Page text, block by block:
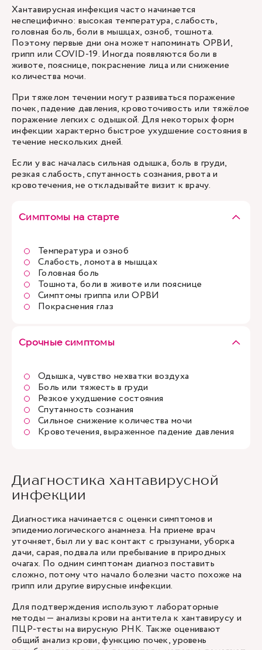
Хантавирусная инфекция часто начинается
неспецифично: высокая температура, слабость,
головная боль, боли в мышцах, озноб, тошнота.
Поэтому первые дни она может напоминать ОРВИ,
грипп или COVID-19. Иногда появляются боли в
животе, пояснице, покраснение лица или снижение
количества мочи.
При тяжелом течении могут развиваться поражение
почек, падение давления, кровоточивость или тяжёлое
поражение легких с одышкой. Для некоторых форм
инфекции характерно быстрое ухудшение состояния в
течение нескольких дней.
Если у вас началась сильная одышка, боль в груди,
резкая слабость, спутанность сознания, рвота и
кровотечения, не откладывайте визит к врачу.
Симптомы на старте
Температура и озноб
Слабость, ломота в мышцах
Головная боль
Тошнота, боли в животе или пояснице
Симптомы гриппа или ОРВИ
Покраснения глаз
Срочные симптомы
Одышка, чувство нехватки воздуха
Боль или тяжесть в груди
Резкое ухудшение состояния
Спутанность сознания
Сильное снижение количества мочи
Кровотечения, выраженное падение давления
Диагностика хантавирусной
инфекции
Диагностика начинается с оценки симптомов и
эпидемиологического анамнеза. На приеме врач
уточняет, был ли у вас контакт с грызунами, уборка
дачи, сарая, подвала или пребывание в природных
очагах. По одним симптомам диагноз поставить
сложно, потому что начало болезни часто похоже на
грипп или другие вирусные инфекции.
Для подтверждения используют лабораторные
методы — анализы крови на антитела к хантавирусу и
ПЦР-тесты на вирусную РНК. Также оценивают
общий анализ крови, функцию почек, уровень